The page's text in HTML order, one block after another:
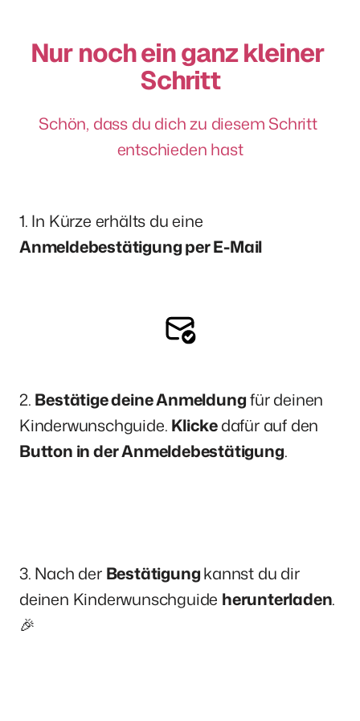
Nur noch ein ganz kleiner
Schritt
Schön, dass du dich zu diesem Schritt
entschieden hast
Anmeldebestätigung per E-Mail
2. Bestätige deine Anmeldung für deinen
Kinderwunschguide. Klicke
Button in der Anmeldebestätigung.
3. Nach der Bestätigung kannst du dir
deinen Kinderwunschguide herunterladen.
🎉